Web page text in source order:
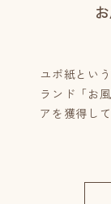
ユポ紙とい
ランド「お
アを獲得して